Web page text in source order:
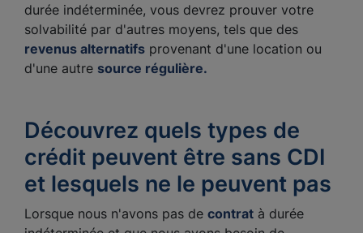
durée indéterminée, vous devrez prouver votre
solvabilité par d'autres moyens, tels que des
revenus alternatifs provenant d'une location ou
d'une autre source régulière.
Découvrez quels types de
crédit peuvent être sans CDI
et lesquels ne le peuvent pas
Lorsque nous n'avons pas de contrat à durée